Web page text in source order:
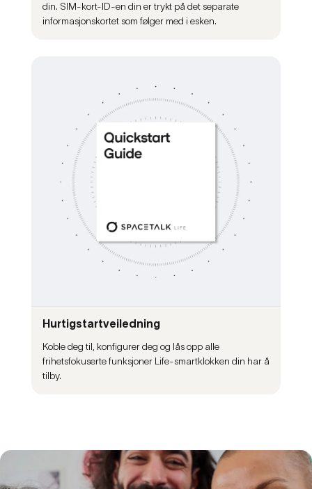
din. SIM-kort-ID-en din er trykt på det separate
informasjonskortet som følger med i esken.
Hurtigstartveiledning
Koble deg til, konfigurer deg og lås opp alle
frihetsfokuserte funksjoner Life-smartklokken din har å
tilby.